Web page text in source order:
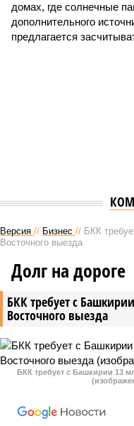
домах, где солнечные
дополнительного
предлагается
Версия // Бизнес // БКК
Восточного выезда
БКК требует с
Восточного выезда
Долг на дороге
БКК требует с Башкирии 13